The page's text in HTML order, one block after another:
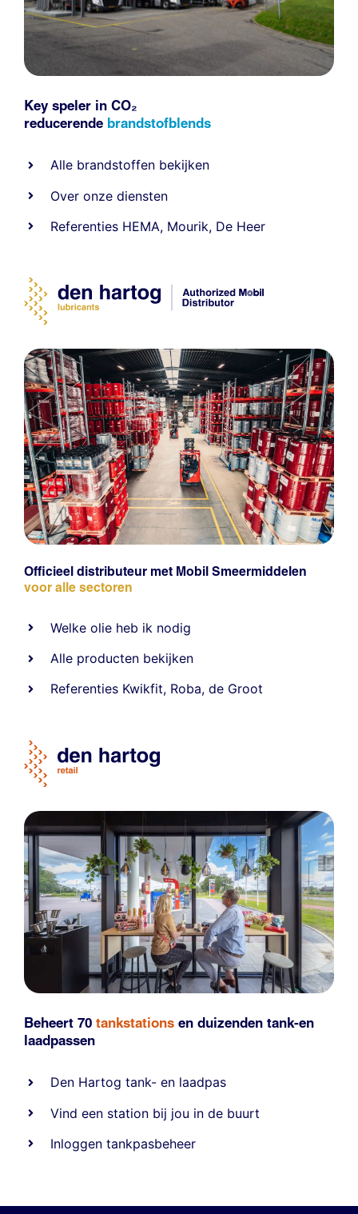
Key speler in CO₂
reducerende brandstofblends
Alle brandstoffen bekijken
Over onze diensten
Referenties HEMA, Mourik, De Heer
Officieel distributeur met Mobil Smeermiddelen
voor alle sectoren
Welke olie heb ik nodig
Alle producten bekijken
Referenties Kwikfit, Roba,de Groot
Beheert 70 tankstations en duizenden tank-en
laadpassen
Den Hartog tank- en laadpas
Vind een station bij jou in de buurt
Inloggen tankpasbeheer